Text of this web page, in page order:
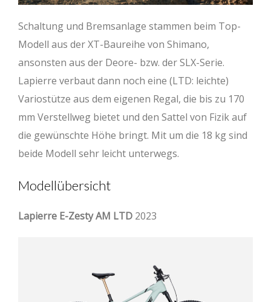
Schaltung und Bremsanlage stammen beim Top-
Modell aus der XT-Baureihe von Shimano,
ansonsten aus der Deore- bzw. der SLX-Serie.
Lapierre verbaut dann noch eine (LTD: leichte)
Variostütze aus dem eigenen Regal, die bis zu 170
mm Verstellweg bietet und den Sattel von Fizik auf
die gewünschte Höhe bringt. Mit um die 18 kg sind
beide Modell sehr leicht unterwegs.
Modellübersicht
Lapierre E-Zesty AM LTD 2023